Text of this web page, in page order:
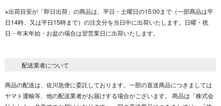
※出荷目安が「即日出荷」の商品は、平日・土曜日の15:00まで（一部商品は平
日14時、又は平日15時まで）の注文分を当日中に出荷いたします。日曜・祝
日・年末年始・お盆の場合は翌営業日に出荷いたします。
配送業者について
商品の配送は、佐川急便に委託しております。一部の直送商品につきましては
ヤマト運輸等、他の配送業者がお届けする場合がございます。 商品は「株式会